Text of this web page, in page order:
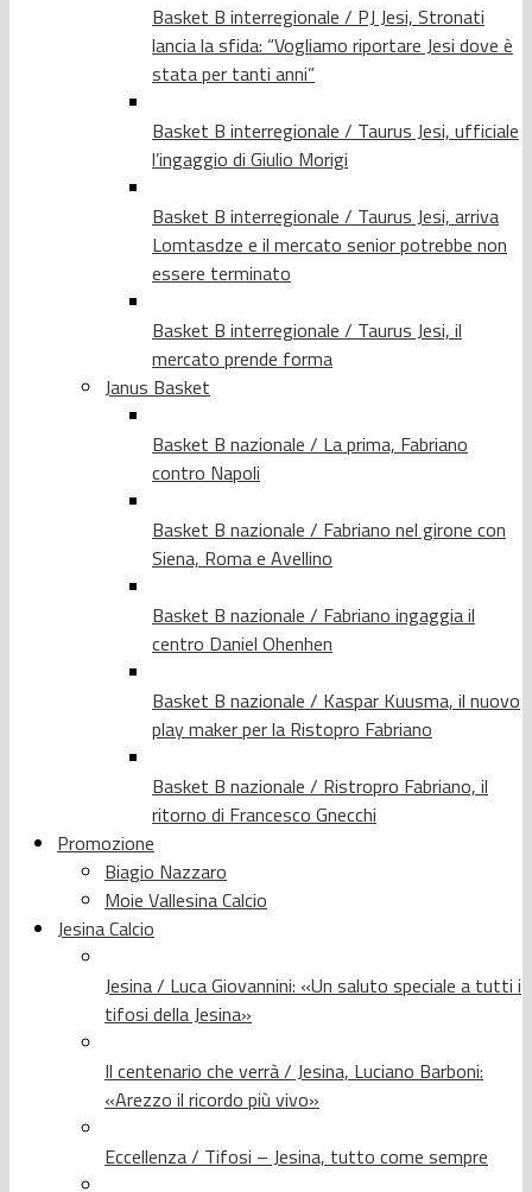
Basket B interregionale / PJ Jesi, Stronati
lancia la sfida: “Vogliamo riportare Jesi dove è
stata per tanti anni”
Basket B interregionale / Taurus Jesi, ufficiale
l’ingaggio di Giulio Morigi
Basket B interregionale / Taurus Jesi, arriva
Lomtasdze e il mercato senior potrebbe non
essere terminato
Basket B interregionale / Taurus Jesi, il
mercato prende forma
Janus Basket
Basket B nazionale / La prima, Fabriano
contro Napoli
Basket B nazionale / Fabriano nel girone con
Siena, Roma e Avellino
Basket B nazionale / Fabriano ingaggia il
centro Daniel Ohenhen
Basket B nazionale / Kaspar Kuusma, il nuovo
play maker per la Ristopro Fabriano
Basket B nazionale / Ristropro Fabriano, il
ritorno di Francesco Gnecchi
Promozione
Biagio Nazzaro
Moie Vallesina Calcio
Jesina Calcio
Jesina / Luca Giovannini: «Un saluto speciale a tutti i
tifosi della Jesina»
Il centenario che verrà / Jesina, Luciano Barboni:
«Arezzo il ricordo più vivo»
Eccellenza / Tifosi – Jesina, tutto come sempre